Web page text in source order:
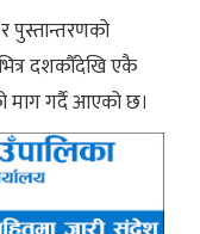
पुस्तान्तरणको
दशकौँदेखि एकै
माग गर्दै आएको छ।